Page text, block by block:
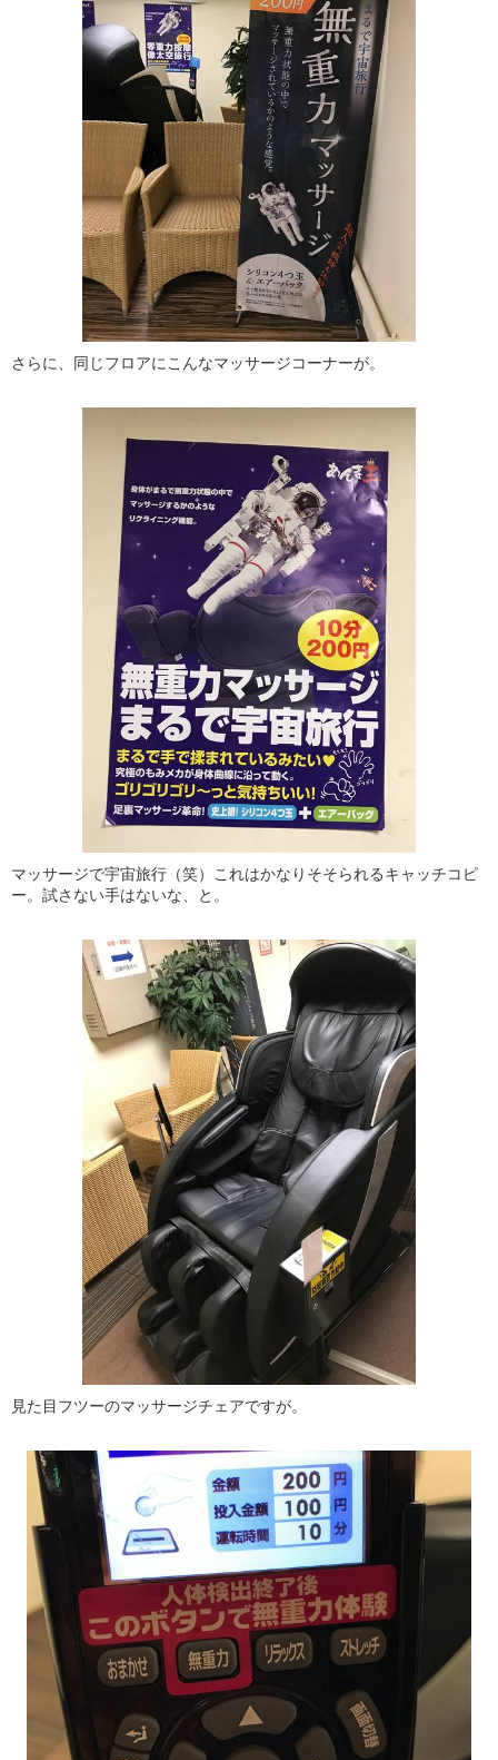
さらに、同じフロアにこんなマッサージコーナーが。
マッサージで宇宙旅行（笑）これはかなりそそられるキャッチコピ
ー。試さない手はないな、と。
見た目フツーのマッサージチェアですが。